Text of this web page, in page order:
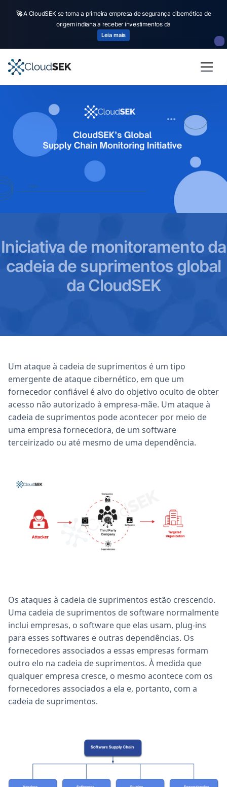
🚀A CloudSEK se torna a primeira empresa de segurança cibernética de
origem indiana a receber investimentos da
Leia mais
Iniciativa de monitoramento da
cadeia de suprimentos global
da CloudSEK
Um ataque à cadeia de suprimentos é um tipo
emergente de ataque cibernético, em que um
fornecedor confiável é alvo do objetivo oculto de obter
acesso não autorizado à empresa-mãe. Um ataque à
cadeia de suprimentos pode acontecer por meio de
uma empresa fornecedora, de um software
terceirizado ou até mesmo de uma dependência.
Os ataques à cadeia de suprimentos estão crescendo.
Uma cadeia de suprimentos de software normalmente
inclui empresas, o software que elas usam, plug-ins
para esses softwares e outras dependências. Os
fornecedores associados a essas empresas formam
outro elo na cadeia de suprimentos. À medida que
qualquer empresa cresce, o mesmo acontece com os
fornecedores associados a ela e, portanto, com a
cadeia de suprimentos.